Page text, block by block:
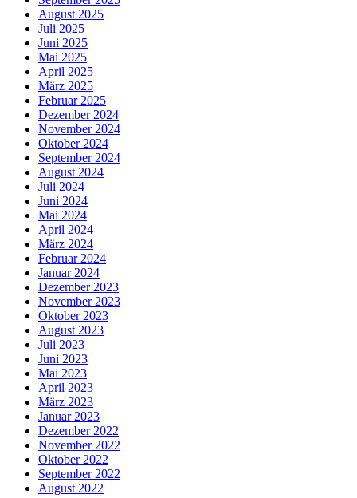
August 2025
Juli 2025
Juni 2025
Mai 2025
April 2025
März 2025
Februar 2025
Dezember 2024
November 2024
Oktober 2024
September 2024
August 2024
Juli 2024
Juni 2024
Mai 2024
April 2024
März 2024
Februar 2024
Januar 2024
Dezember 2023
November 2023
Oktober 2023
August 2023
Juli 2023
Juni 2023
Mai 2023
April 2023
März 2023
Januar 2023
Dezember 2022
November 2022
Oktober 2022
September 2022
August 2022